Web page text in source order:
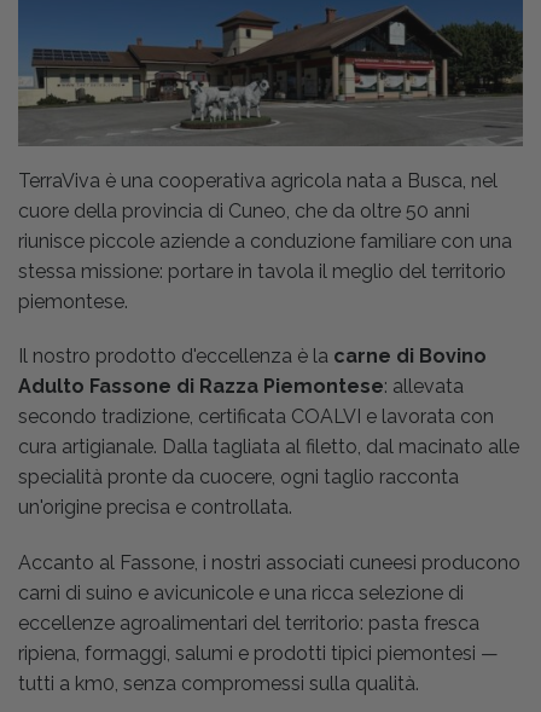
TerraViva è una cooperativa agricola nata a Busca, nel
cuore della provincia di Cuneo, che da oltre 50 anni
riunisce piccole aziende a conduzione familiare con una
stessa missione: portare in tavola il meglio del territorio
piemontese.
Il nostro prodotto d'eccellenza è la carne di Bovino
Adulto Fassone di Razza Piemontese: allevata
secondo tradizione, certificata COALVI e lavorata con
cura artigianale. Dalla tagliata al filetto, dal macinato alle
specialità pronte da cuocere, ogni taglio racconta
un'origine precisa e controllata.
Accanto al Fassone, i nostri associati cuneesi producono
carni di suino e avicunicole e una ricca selezione di
eccellenze agroalimentari del territorio: pasta fresca
ripiena, formaggi, salumi e prodotti tipici piemontesi —
tutti a km0, senza compromessi sulla qualità.